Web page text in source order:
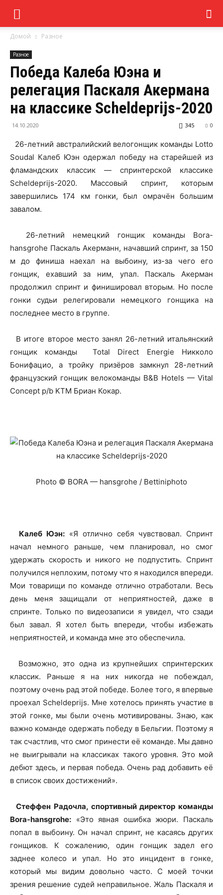
Домой Разное
Разное
Победа Калеба Юэна и
релегация Паскаля Акермана
на классике Scheldeprijs-2020
14.10.2020 0
345
26-летний австралийский велогонщик команды Lotto
Soudal Калеб Юэн одержал победу на старейшей из
фламандских классик — спринтерской классике
Scheldeprijs-2020. Массовый спринт, которым
завершились 174 км гонки, был омрачён большим
завалом.
26-летний немецкий гонщик команды Bora-
hansgrohe Паскаль Акерманн, начавший спринт, за 150
м до финиша наехал на выбоину, из-за чего его
гонщик, ехавший за ним, упал. Паскаль Акерман
продолжил спринт и финишировал вторым. Но после
гонки судьи релегировали немецкого гонщика на
последнее место в группе.
В итоге второе место занял 26-летний итальянский
гонщик команды Total Direct Energie Никколо
Бонифацио, а тройку призёров замкнул 28-летний
французский гонщик велокоманды B&B Hotels — Vital
Concept p/b KTM Бриан Кокар.
Photo © BORA — hansgrohe / Bettiniphoto
Калеб Юэн: «Я отлично себя чувствовал. Спринт
начал немного раньше, чем планировал, но смог
удержать скорость и никого не подпустить. Спринт
получился неплохим, потому что я находился впереди.
Мои товарищи по команде отлично отработали. Весь
день меня защищали от неприятностей, даже в
спринте. Только по видеозаписи я увидел, что сзади
был завал. Я хотел быть впереди, чтобы избежать
неприятностей, и команда мне это обеспечила.
Возможно, это одна из крупнейших спринтерских
классик. Раньше я на них никогда не побеждал,
поэтому очень рад этой победе. Более того, я впервые
проехал Scheldeprijs. Мне хотелось принять участие в
этой гонке, мы были очень мотивированы. Знаю, как
важно команде одержать победу в Бельгии. Поэтому я
так счастлив, что смог принести её команде. Мы давно
не выигрывали на классиках такого уровня. Это мой
дебют здесь, и первая победа. Очень рад добавить её
в список своих достижений».
Стеффен Радочла, спортивный директор команды
Bora-hansgrohe: «Это явная ошибка жюри. Паскаль
попал в выбоину. Он начал спринт, не касаясь других
гонщиков. К сожалению, один гонщик задел его
заднее колесо и упал. Но это инцидент в гонке,
который мы видим довольно часто. С моей точки
зрения решение судей неправильное. Жаль Паскаля и